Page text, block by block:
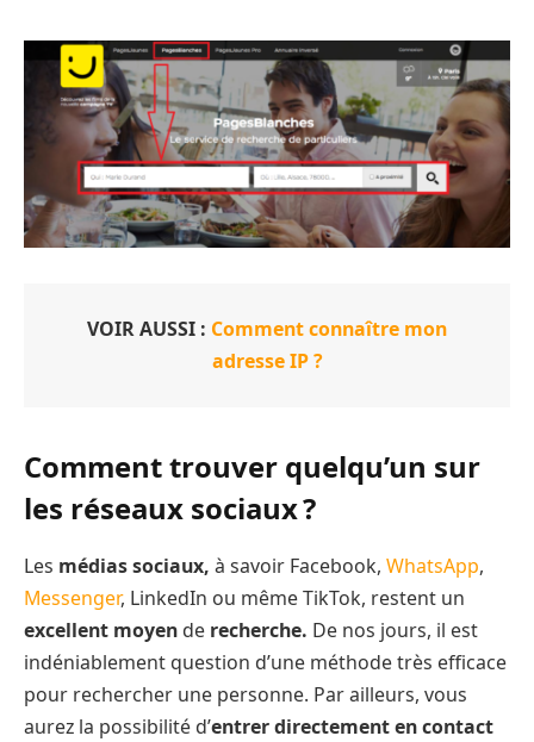
VOIR AUSSI : Comment connaître mon
adresse IP ?
Comment trouver quelqu’un sur
les réseaux sociaux ?
Les médias sociaux, à savoir Facebook, WhatsApp,
Messenger, LinkedIn ou même TikTok, restent un
excellent moyen de recherche. De nos jours, il est
indéniablement question d’une méthode très efficace
pour rechercher une personne. Par ailleurs, vous
aurez la possibilité d’entrer directement en contact